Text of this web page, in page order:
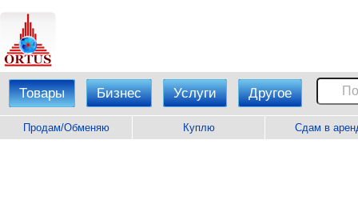
Товары Бизнес Услуги Другое
Продам/Обменяю Куплю Сдам в